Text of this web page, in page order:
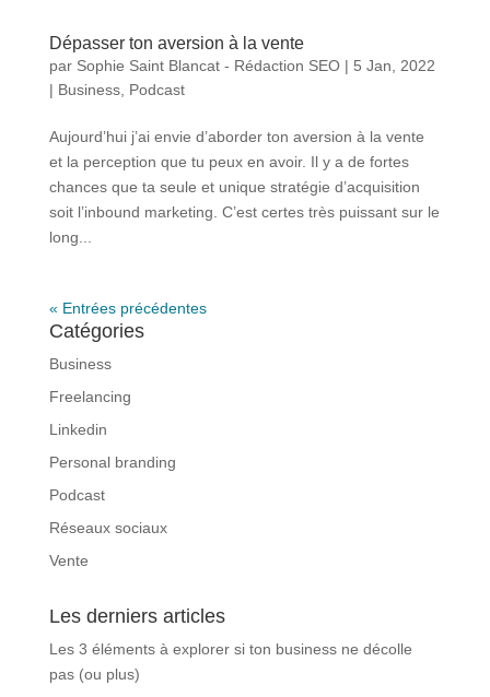
Dépasser ton aversion à la vente
par Sophie Saint Blancat - Rédaction SEO| 5 Jan, 2022
| Business, Podcast
Aujourd’hui j’ai envie d’aborder ton aversion à la vente
et la perception que tu peux en avoir. Il y a de fortes
chances que ta seule et unique stratégie d’acquisition
soit l’inbound marketing. C’est certes très puissant sur le
long...
« Entrées précédentes
Catégories
Business
Freelancing
Linkedin
Personal branding
Podcast
Réseaux sociaux
Vente
Les derniers articles
Les 3 éléments à explorer si ton business ne décolle
pas (ou plus)